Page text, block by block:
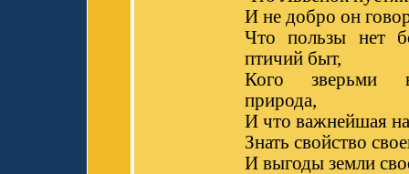
И не добро он
Что пользы нет
птичий быт,
Кого зверьми
природа,
И что важнейшая
Знать свойство
И выгоды земли